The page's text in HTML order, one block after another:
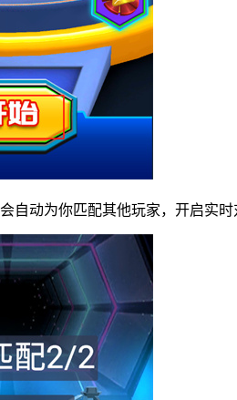
自动为你匹配其他玩家，开启实时